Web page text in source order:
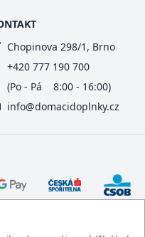
Chopinova 298/1, Brno
+420 777 190 700
(Po - Pá 8:00 - 16:00)
info@domacidoplnky.cz